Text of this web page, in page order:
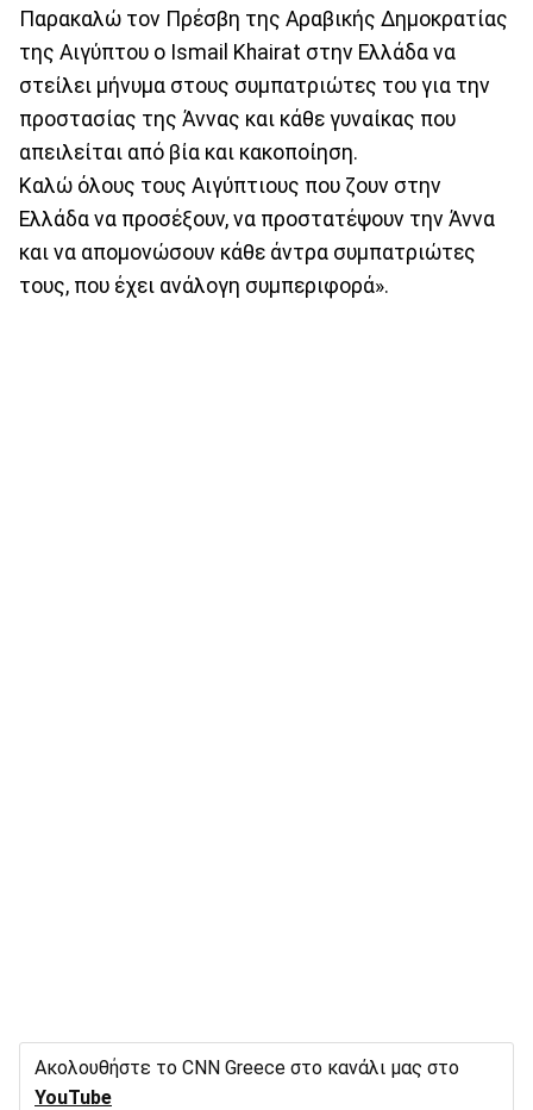
Παρακαλώ τον Πρέσβη της Αραβικής Δημοκρατίας
της Αιγύπτου ο Ismail Khairat στην Ελλάδα να
στείλει μήνυμα στους συμπατριώτες του για την
προστασίας της Άννας και κάθε γυναίκας που
απειλείται από βία και κακοποίηση.
Καλώ όλους τους Αιγύπτιους που ζουν στην
Ελλάδα να προσέξουν, να προστατέψουν την Άννα
και να απομονώσουν κάθε άντρα συμπατριώτες
τους, που έχει ανάλογη συμπεριφορά».
Ακολουθήστε το CNN Greece στο κανάλι μας στο
YouTube